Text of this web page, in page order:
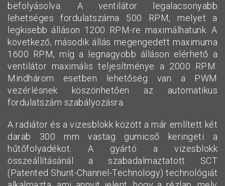
befolyásolva. A ventilátor legalacsonyabb
lehetséges fordulatszáma 500 RPM, melyet a
legkisebb álláson 1200 RPM-re maximálhatunk. A
következő, második állás megengedett maximuma
1600 RPM, míg a legnagyobb álláson elérhető a
ventilátor maximális teljesítménye a 2000 RPM.
Mindhárom esetben lehetőség van a PWM
vezérlésnek köszönhetően az automatikus
fordulatszám szabályozásra.
A radiátor és a vizesblokk között a már említett két
darab 300 mm vastag gumicső keringeti a
hűtőfolyadékot. A gyártó a vizesblokk
összeállításánál a szabadalmaztatott SCT
(Patented Shunt-Channel-Technology) technológiát